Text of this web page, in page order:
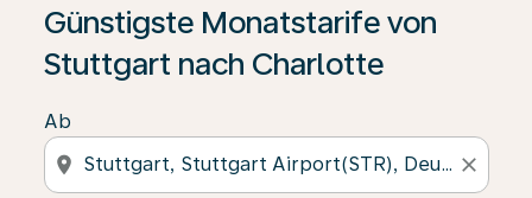
Günstigste Monatstarife von
Stuttgart nach Charlotte
Ab
location_on close
Wenn keine Ergebnisse gefunden wurden, klicken